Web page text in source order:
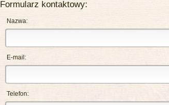
Formularz kontaktowy:
Nazwa:
E-mail:
Telefon: